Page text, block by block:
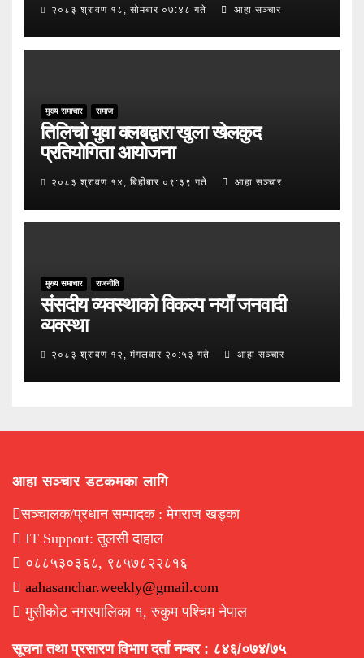
२०८३ श्रावण १८, सोमबार ०७:४८ गते आहा सञ्चार
मुख्य समाचार समाज
तिलिचो युवा क्लबद्वारा खुला खेलकुद
प्रतियोगिता आयोजना
२०८३ श्रावण १४, बिहीबार ०९:३९ गते आहा सञ्चार
मुख्य समाचार राजनीति
संसदीय व्यवस्थाको विकल्प नयाँ जनवादी
व्यवस्था
२०८३ श्रावण १२, मंगलवार २०:५३ गते आहा सञ्चार
आहा सञ्चार डटकमका लागि
सञ्चालक/प्रधान सम्पादक : मेगराज खड्का
IT Support: तुलसी दाहाल
०८८५३०३६८, ९८५७८२२८१६
aahasanchar.weekly@gmail.com
मुसीकोट नगरपालिका १, रुकुम पश्चिम नेपाल
सूचना तथा प्रसारण विभाग दर्ता नम्बर : ८४६/०७४/७५